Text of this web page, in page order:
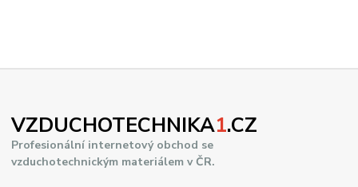
VZDUCHOTECHNIKA1.CZ
Profesionální internetový obchod se
vzduchotechnickým materiálem v ČR.